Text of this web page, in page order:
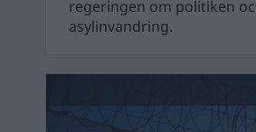
regeringen om politiken
asylinvandring.